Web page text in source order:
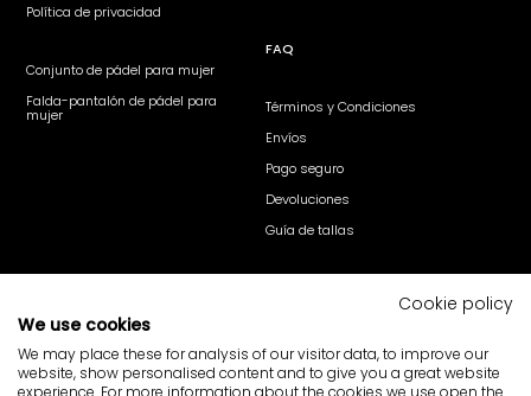
Política de privacidad
Conjunto de pádel para mujer
Falda-pantalón de pádel para
mujer
FAQ
Términos y Condiciones
Envíos
Pago seguro
Devoluciones
Guía de tallas
@nk_wings
Tu opinión cuenta
Cookie policy
We use cookies
We may place these for analysis of our visitor data, to improve our
website, show personalised content and to give you a great website
experience. For more information about the cookies we use open the